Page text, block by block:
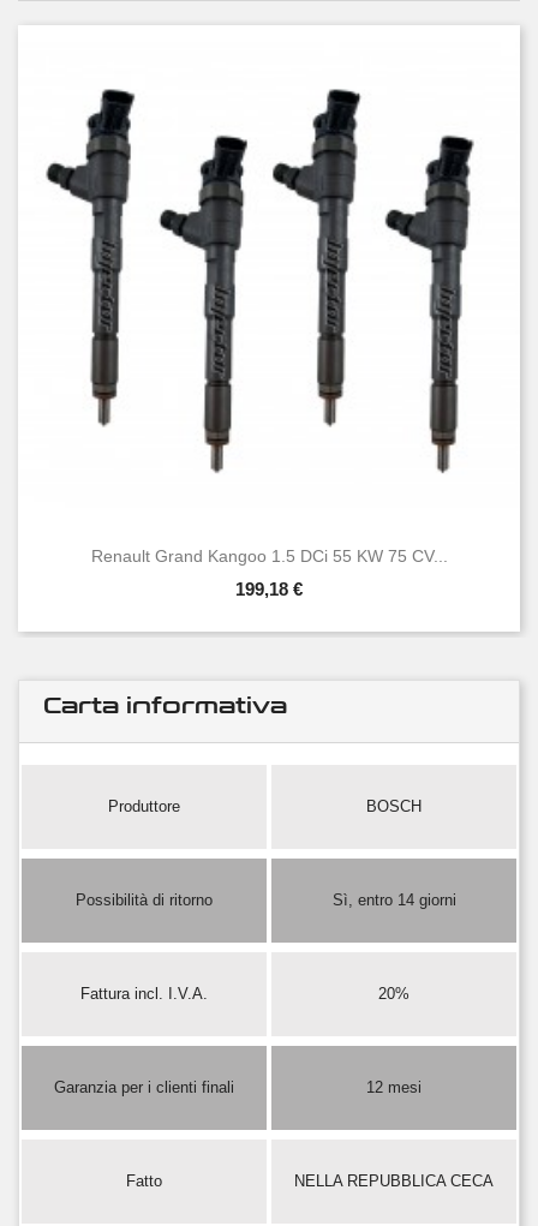
Renault Grand Kangoo 1.5 DCi 55 KW 75 CV...
199,18 €
Carta informativa
Produttore BOSCH
Possibilità di ritorno Sì, entro 14 giorni
Fattura incl. I.V.A. 20%
Garanzia per i clienti finali 12 mesi
Fatto NELLA REPUBBLICA CECA